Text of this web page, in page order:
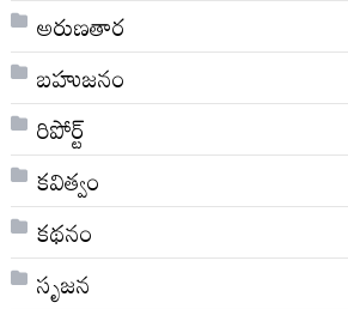
అరుణతార
బహుజనం
రిపోర్ట్
కవిత్వం
కథనం
సృజన